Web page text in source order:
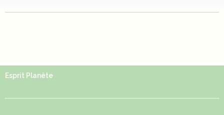
Esprit Planète